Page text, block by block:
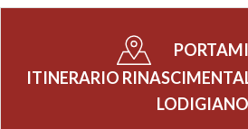
ITINERARIO
LODIGIANO